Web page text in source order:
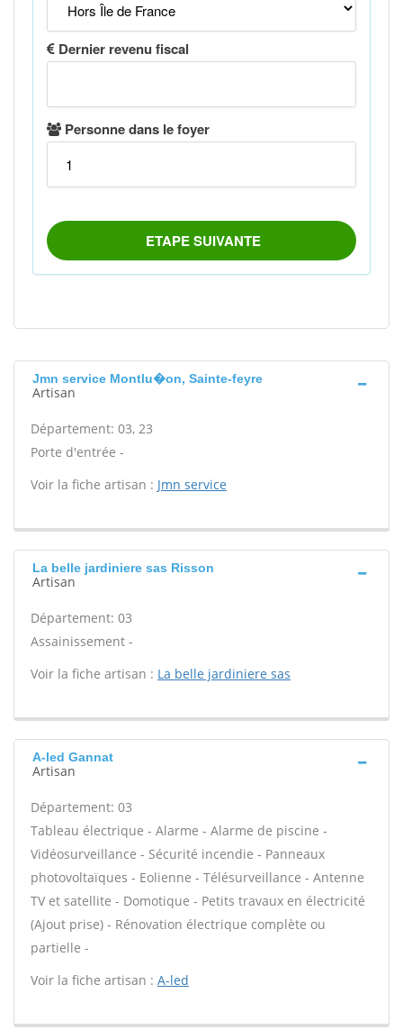
Jmn service Montlu�on, Sainte-feyre
Artisan
Département: 03, 23
Porte d'entrée -
Voir la fiche artisan : Jmn service
La belle jardiniere sas Risson
Artisan
Département: 03
Assainissement -
Voir la fiche artisan : La belle jardiniere sas
A-led Gannat
Artisan
Département: 03
Tableau électrique - Alarme - Alarme de piscine -
Vidéosurveillance - Sécurité incendie - Panneaux
photovoltaïques - Eolienne - Télésurveillance - Antenne
TV et satellite - Domotique - Petits travaux en électricité
(Ajout prise) - Rénovation électrique complète ou
partielle -
Voir la fiche artisan : A-led